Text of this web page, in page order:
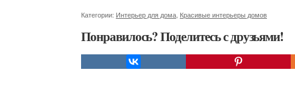
Категории: Интерьер для дома Красивые интерьеры домов
Понравилось? Поделитесь с друзьями!